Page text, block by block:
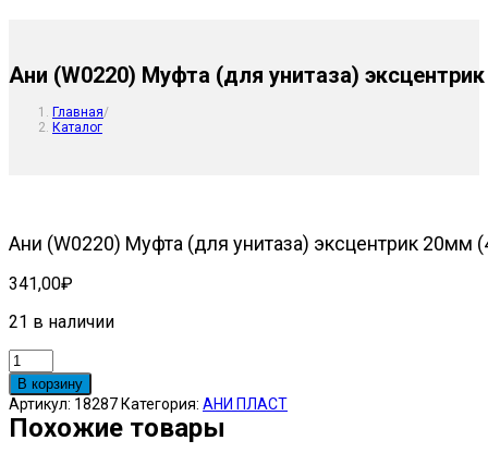
Ани (W0220) Муфта (для унитаза)
Главная/
Каталог
Ани (W0220) Муфта (для унитаза) эксцентрик 20мм
341,00₽
21 в наличии
Количество
товара
Ани
(W0220)
Муфта
В корзину
Артикул: 18287 Категория: АНИ ПЛАСТ
Похожие товары